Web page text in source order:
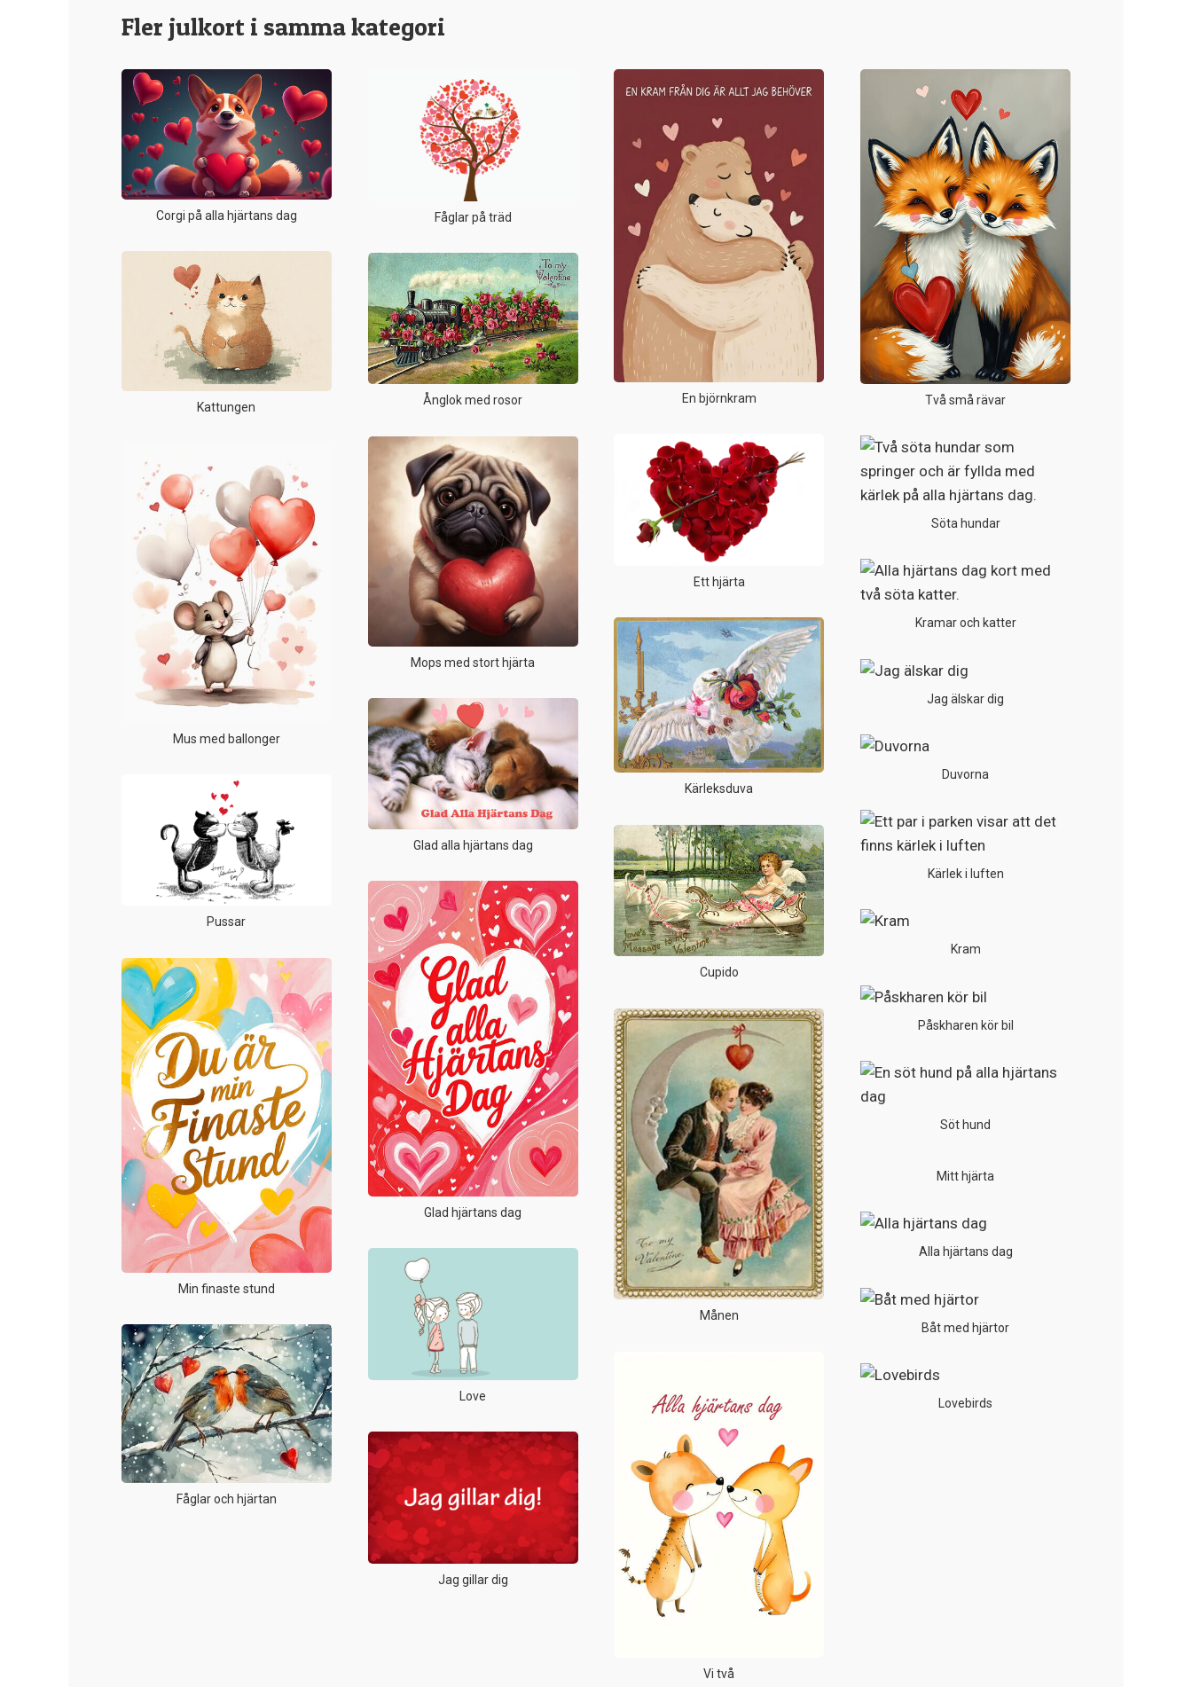
Fler julkort i samma kategori
Corgi på alla hjärtans dag
Kattungen
Mus med ballonger
Pussar
Min finaste stund
Fåglar och hjärtan
Fåglar på träd
Ånglok med rosor
Mops med stort hjärta
Glad alla hjärtans dag
Glad hjärtans dag
Love
Jag gillar dig
En björnkram
Ett hjärta
Kärleksduva
Cupido
Månen
Vi två
Två små rävar
Söta hundar
Kramar och katter
Jag älskar dig
Duvorna
Kärlek i luften
Kram
Påskharen kör bil
Söt hund
Mitt hjärta
Alla hjärtans dag
Båt med hjärtor
Lovebirds